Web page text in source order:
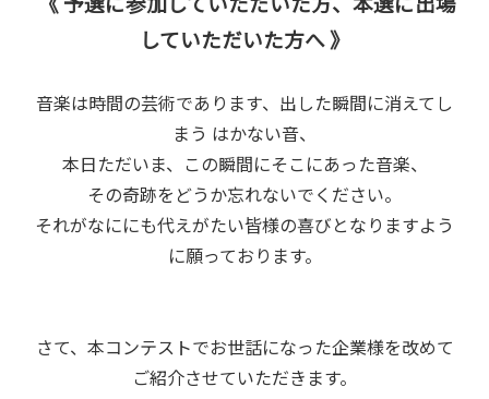
していただいた方へ 》
音楽は時間の芸術であります、出した瞬間に消えてし
まう はかない音、
本日ただいま、この瞬間にそこにあった音楽、
その奇跡をどうか忘れないでください。
それがなににも代えがたい皆様の喜びとなりますよう
に願っております。
さて、本コンテストでお世話になった企業様を改めて
ご紹介させていただきます。